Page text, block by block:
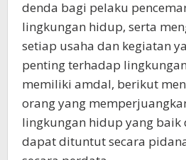
denda bagi pelaku
lingkungan hidup, serta
setiap usaha dan kegiatan
penting terhadap
memiliki amdal, berikut
orang yang
lingkungan hidup yang baik
dapat dituntut secara